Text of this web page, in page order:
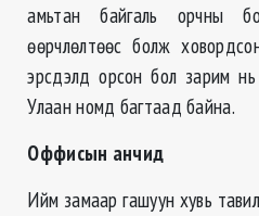
амьтан байгаль орчны
өөрчлөлтөөс болж
эрсдэлд орсон бол зарим
Улаан номд багтаад байна.
Оффисын анчид
Ийм замаар гашуун хувь